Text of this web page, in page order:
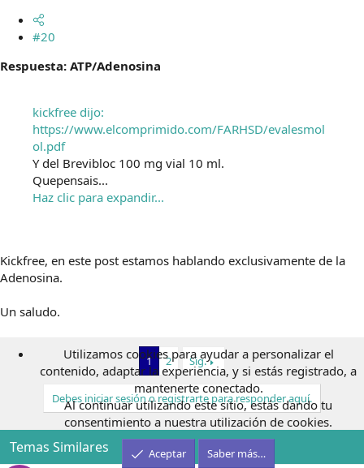
#20
Respuesta: ATP/Adenosina
kickfree dijo:
https://www.elcomprimido.com/FARHSD/evalesmol
ol.pdf
Y del Brevibloc 100 mg vial 10 ml.
Quepensais...
Haz clic para expandir...
Kickfree, en este post estamos hablando exclusivamente de la
Adenosina.
Un saludo.
1 2 Sig.
Debes iniciar sesión o registrarte para responder aquí.
Temas Similares
Utilizamos cookies para ayudar a personalizar el
contenido, adaptar la experiencia, y si estás registrado, a
mantenerte conectado.
Al continuar utilizando este sitio, estás dando tu
consentimiento a nuestra utilización de cookies.
Aceptar Saber más…